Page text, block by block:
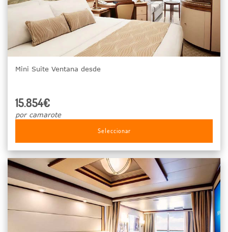
Mini Suite Ventana desde
15.854€
por camarote
Seleccionar